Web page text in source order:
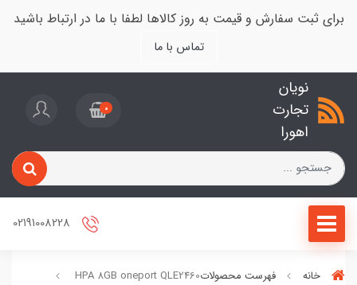
برای ثبت سفارش و قیمت به روز کالاها لطفا با ما در ارتباط باشید
تماس با ما
نویان
تجارت
اهورا
0
خانه فهرست محصولاتHPA 8GB oneport QLE2460